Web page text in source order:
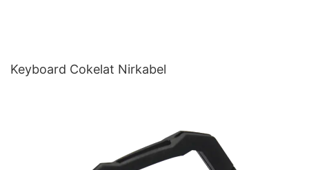
Keyboard Cokelat Nirkabel